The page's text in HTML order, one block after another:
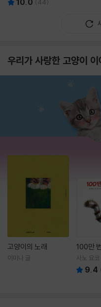
10.0 (44)
우리가 사랑한 고양이 이
고양이의 노래
이미나 글
100만
사노 요코
역 9.4 (